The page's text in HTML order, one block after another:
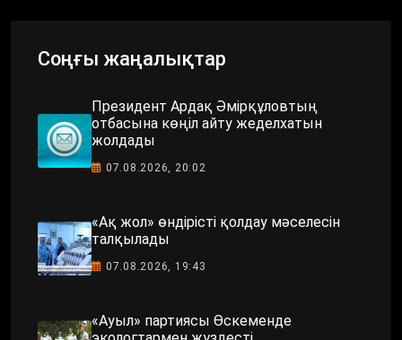
Соңғы жаңалықтар
Президент Ардақ Әмірқұловтың
отбасына көңіл айту жеделхатын
жолдады
07.08.2026, 20:02
«Ақ жол» өндірісті қолдау мәселесін
талқылады
07.08.2026, 19:43
«Ауыл» партиясы Өскеменде